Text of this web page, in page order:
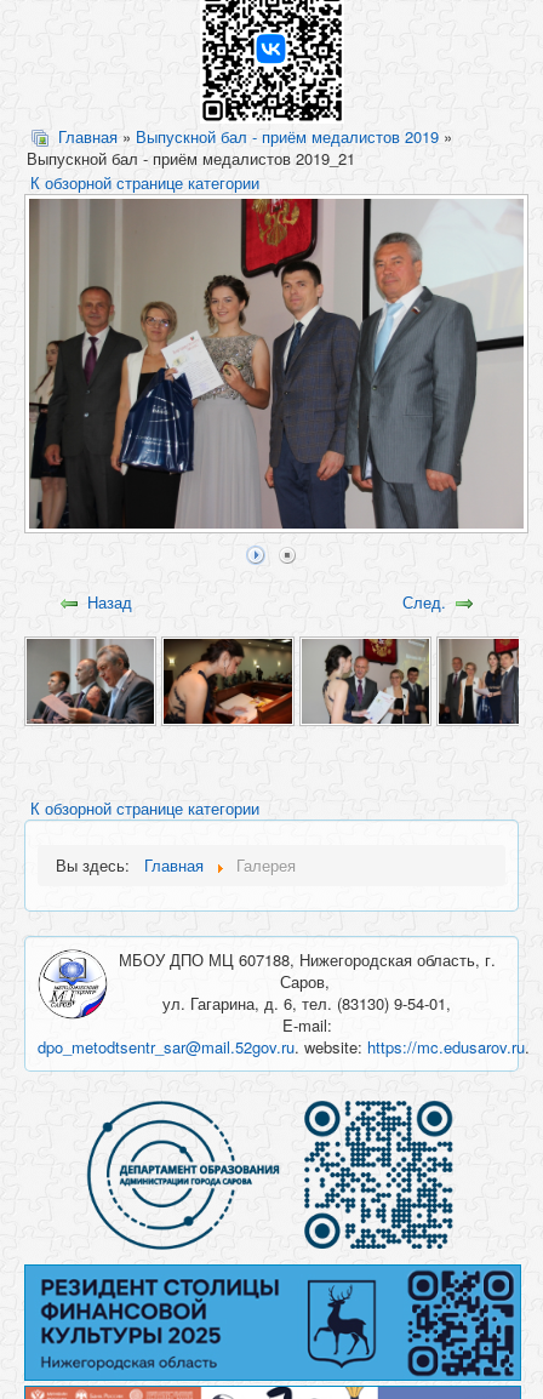
Главная » Выпускной бал - приём медалистов 2019 »
Выпускной бал - приём медалистов 2019_21
К обзорной странице категории
Назад След.
К обзорной странице категории
Вы здесь: Главная Галерея
МБОУ ДПО МЦ 607188, Нижегородская область, г.
Саров,
ул. Гагарина, д. 6, тел. (83130) 9-54-01,
E-mail:
dpo_metodtsentr_sar@mail.52gov.ru. website: https://mc.edusarov.ru.